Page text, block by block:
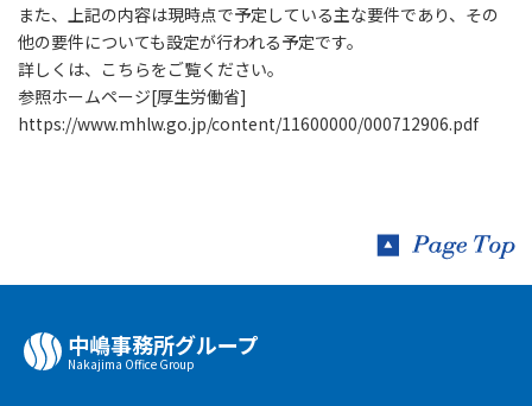
また、上記の内容は現時点で予定している主な要件であり、その
他の要件についても設定が行われる予定です。
詳しくは、こちらをご覧ください。
参照ホームページ[厚生労働省]
https://www.mhlw.go.jp/content/11600000/000712906.pdf
中嶋事務所グループ
Nakajima Oﬃce Group